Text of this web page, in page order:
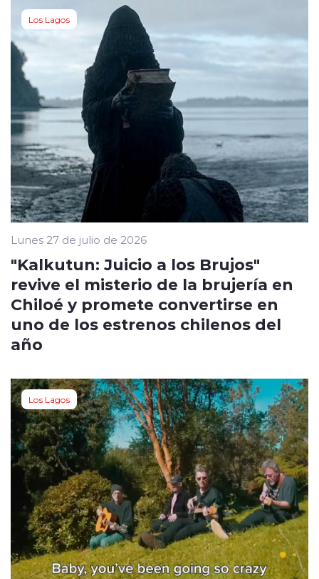
Los Lagos
Lunes 27 de julio de 2026
"Kalkutun: Juicio a los Brujos"
revive el misterio de la brujería en
Chiloé y promete convertirse en
uno de los estrenos chilenos del
año
Los Lagos